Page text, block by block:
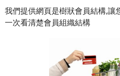
我們提供網頁是樹狀會員結構,讓
一次看清楚會員組織結構